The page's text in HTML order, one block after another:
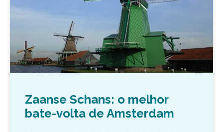
Zaanse Schans: o melhor
bate-volta de Amsterdam